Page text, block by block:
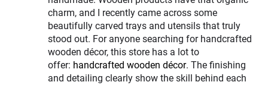
charm, and I recently came across some
beautifully carved trays and utensils that truly
stood out. For anyone searching for handcrafted
wooden décor, this store has a lot to
offer: handcrafted wooden décor. The finishing
and detailing clearly show the skill behind each